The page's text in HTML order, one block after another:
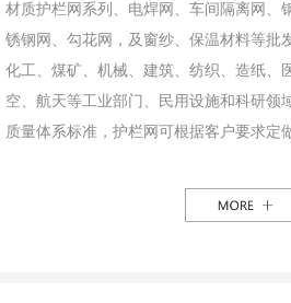
材质护栏网系列、电焊网、车间隔离网、
锈钢网、勾花网，及窗纱、保温材料等批
化工、煤矿、机械、建筑、纺织、造纸、
空、航天等工业部门、民用设施和科研领
质量体系标准，护栏网可根据客户要求